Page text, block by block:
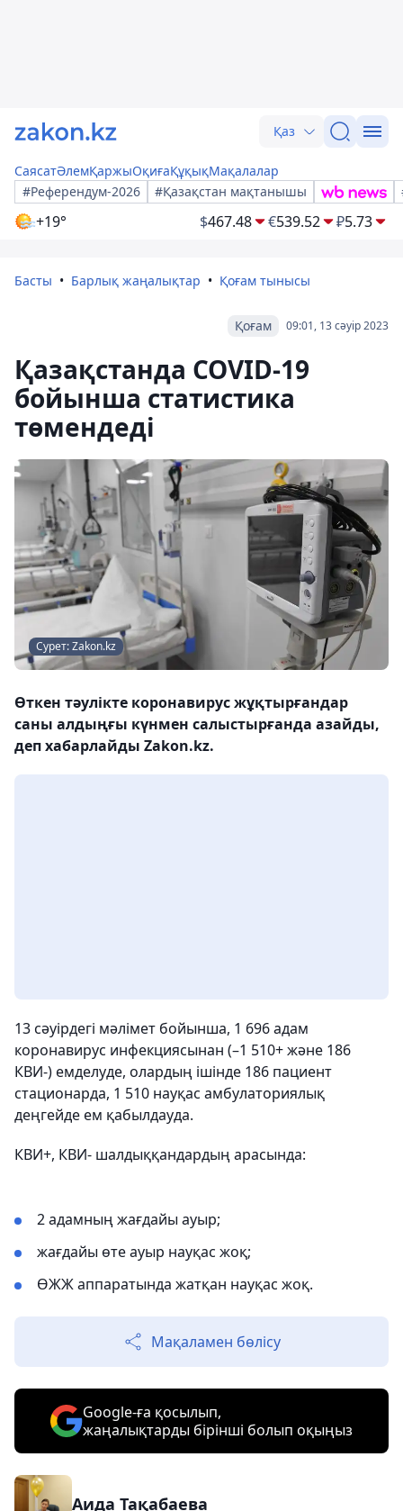
Қаз
СаясатӘлемҚаржыОқиғаҚұқықМақалалар
#Референдум-2026
#Қазақстан мақтанышы
+19° $467.48 €539.52 ₽5.73
Басты Барлық жаңалықтар Қоғам тынысы
09:01, 13 сәуір 2023
Қоғам
Қазақстанда COVID-19
бойынша статистика
төмендеді
Сурет: Zakon.kz
Өткен тәулікте коронавирус жұқтырғандар
саны алдыңғы күнмен салыстырғанда азайды,
деп хабарлайды Zakon.kz.
13 сәуірдегі мәлімет бойынша, 1 696 адам
коронавирус инфекциясынан (–1 510+ және 186
КВИ-) емделуде, олардың ішінде 186 пациент
стационарда, 1 510 науқас амбулаториялық
деңгейде ем қабылдауда.
КВИ+, КВИ- шалдыққандардың арасында:
2 адамның жағдайы ауыр;
жағдайы өте ауыр науқас жоқ;
ӨЖЖ аппаратында жатқан науқас жоқ.
Мақаламен бөлісу
Google-ға қосылып,
жаңалықтарды бірінші болып оқыңыз
Аида Тақабаева